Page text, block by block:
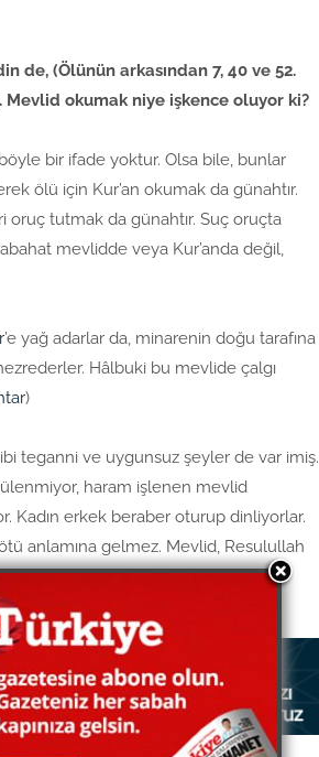
de, (Ölünün arkasından 7, 40 ve 52.
okumak niye işkence oluyor ki?
bir ifade yoktur. Olsa bile, bunlar
ölü için Kur’an okumak da günahtır.
oruç tutmak da günahtır. Suç oruçta
mevlidde veya Kur’anda değil,
’e yağ adarlar da, minarenin doğu tarafına
Hâlbuki bu mevlide çalgı
)
teganni ve uygunsuz şeyler de var imiş.
haram işlenen mevlid
Kadın erkek beraber oturup dinliyorlar.
anlamına gelmez. Mevlid, Resulullah